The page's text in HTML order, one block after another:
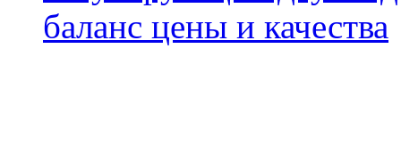
баланс цены и качества